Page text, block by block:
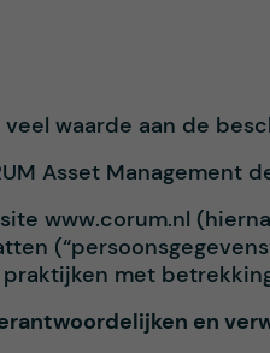
veel waarde aan de
Asset Management
www.corum.nl
met
en